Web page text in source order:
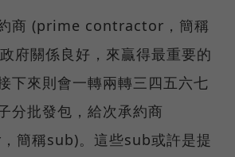
商 (prime contractor，簡稱
府關係良好，來贏得最重要的
下來則會一轉兩轉三四五六七
分批發包，給次承約商
簡稱sub)。這些sub或許是提